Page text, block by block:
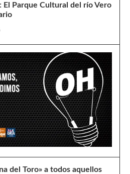
El Parque Cultural del río Vero
del Toro» a todos aquellos